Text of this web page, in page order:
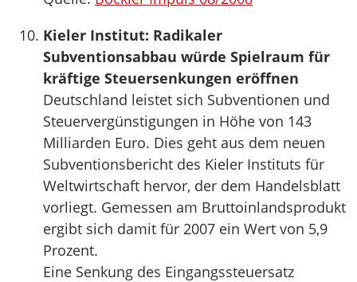
Kieler Institut: Radikaler
Subventionsabbau würde Spielraum für
kräftige Steuersenkungen eröffnen
Deutschland leistet sich Subventionen und
Steuervergünstigungen in Höhe von 143
Milliarden Euro. Dies geht aus dem neuen
Subventionsbericht des Kieler Instituts für
Weltwirtschaft hervor, der dem Handelsblatt
vorliegt. Gemessen am Bruttoinlandsprodukt
ergibt sich damit für 2007 ein Wert von 5,9
Prozent.
Eine Senkung des Eingangssteuersatz